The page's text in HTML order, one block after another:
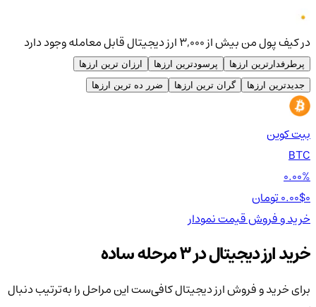
در کیف پول من بیش از ۳,۰۰۰ ارز دیجیتال قابل معامله وجود دارد
پرطرفدارترین ارزها پرسودترین ارزها
ارزان ترین ارزها
جدیدترین ارزها
گران ترین ارزها ضرر ده ترین ارزها
بیت کوین
BTC
0.00%
0.00$
خرید و فروشقیمتنمودار
خرید ارز دیجیتال در 3 مرحله ساده
برای خرید و فروش ارز دیجیتال کافی‌ست این مراحل را به‌ترتیب دنبال